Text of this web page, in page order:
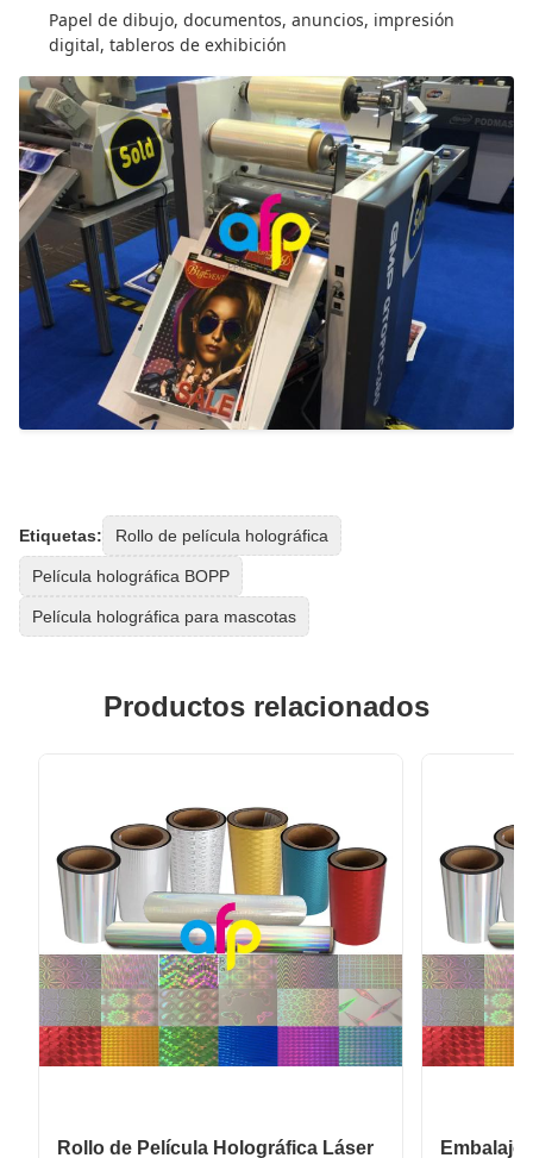
Papel de dibujo, documentos, anuncios, impresión
digital, tableros de exhibición
Etiquetas: Rollo de película holográfica
Película holográfica BOPP
Película holográfica para mascotas
Productos relacionados
Rollo de Película Holográfica Láser
Embalaje